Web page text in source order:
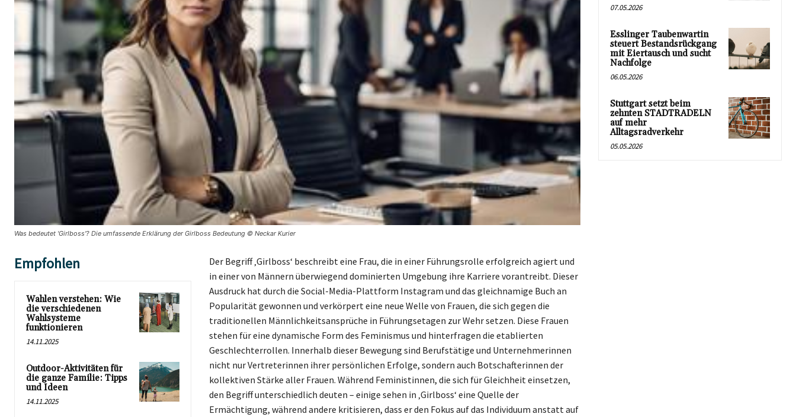
Was bedeutet 'Girlboss'? Die umfassende Erklärung der Girlboss Bedeutung © Neckar Kurier
Empfohlen
Wahlen verstehen: Wie
die verschiedenen
Wahlsysteme
funktionieren
14.11.2025
Outdoor-Aktivitäten für
die ganze Familie: Tipps
und Ideen
14.11.2025
Der Begriff ‚Girlboss‘ beschreibt eine Frau, die in einer Führungsrolle erfolgreich agiert und
in einer von Männern überwiegend dominierten Umgebung ihre Karriere vorantreibt. Dieser
Ausdruck hat durch die Social-Media-Plattform Instagram und das gleichnamige Buch an
Popularität gewonnen und verkörpert eine neue Welle von Frauen, die sich gegen die
traditionellen Männlichkeitsansprüche in Führungsetagen zur Wehr setzen. Diese Frauen
stehen für eine dynamische Form des Feminismus und hinterfragen die etablierten
Geschlechterrollen. Innerhalb dieser Bewegung sind Berufstätige und Unternehmerinnen
nicht nur Vertreterinnen ihrer persönlichen Erfolge, sondern auch Botschafterinnen der
kollektiven Stärke aller Frauen. Während Feministinnen, die sich für Gleichheit einsetzen,
den Begriff unterschiedlich deuten – einige sehen in ‚Girlboss‘ eine Quelle der
Ermächtigung, während andere kritisieren, dass er den Fokus auf das Individuum anstatt auf
07.05.2026
Esslinger Taubenwartin
steuert Bestandsrückgang
mit Eiertausch und sucht
Nachfolge
06.05.2026
Stuttgart setzt beim
zehnten STADTRADELN
auf mehr
Alltagsradverkehr
05.05.2026